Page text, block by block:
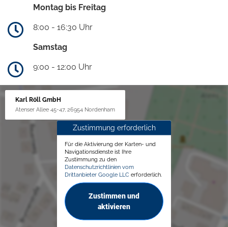
Montag bis Freitag
8:00 - 16:30 Uhr
Samstag
9:00 - 12:00 Uhr
Karl Röll GmbH
Atenser Allee 45-47, 26954 Nordenham
Zustimmung erforderlich
Für die Aktivierung der Karten- und
Navigationsdienste ist Ihre
Zustimmung zu den
Datenschutzrichtlinien vom
Drittanbieter Google LLC erforderlich.
Zustimmen und
aktivieren